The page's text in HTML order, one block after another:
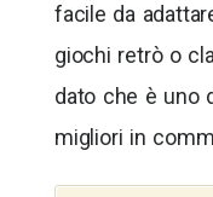
facile da
giochi retrò o
dato che è uno
migliori in